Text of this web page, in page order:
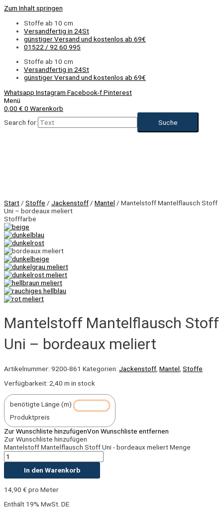
Zum Inhalt springen
Stoffe ab 10 cm
Versandfertig in 24St
günstiger Versand und kostenlos ab 69€
01522 / 92 60 995
Stoffe ab 10 cm
Versandfertig in 24St
günstiger Versand und kostenlos ab 69€
Whatsapp Instagram Facebook-fPinterest
Menü
0,00 € 0 Warenkorb
Search for:
Start / Stoffe / Jackenstoff / Mantel / Mantelstoff Mantelflausch Stoff
Uni – bordeaux meliert
Stofffarbe
Mantelstoff Mantelflausch Stoff
Uni – bordeaux meliert
Artikelnummer: 9200-861 Kategorien: Jackenstoff Mantel Stoffe
Verfügbarkeit: 2,40 m in stock
benötigte Länge (m)
Produktpreis
Zur Wunschliste hinzufügenVon Wunschliste entfernen
Zur Wunschliste hinzufügen
Mantelstoff Mantelflausch Stoff Uni - bordeaux meliert Menge
In den Warenkorb
14,90 € pro Meter
Enthält 19% MwSt. DE